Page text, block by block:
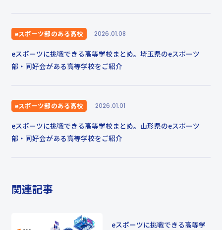
eスポーツ部のある高校 2026.01.08
eスポーツに挑戦できる高等学校まとめ。埼玉県のeスポーツ
部・同好会がある高等学校をご紹介
eスポーツ部のある高校 2026.01.01
eスポーツに挑戦できる高等学校まとめ。山形県のeスポーツ
部・同好会がある高等学校をご紹介
関連記事
eスポーツに挑戦できる高等学